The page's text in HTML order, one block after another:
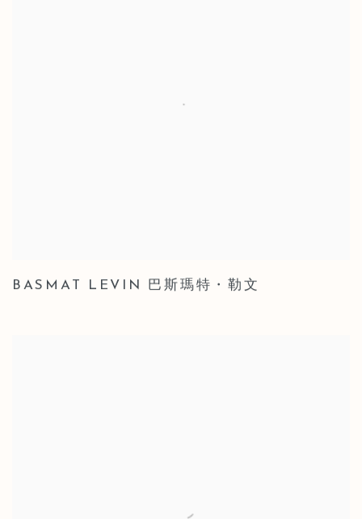
BASMAT LEVIN 巴斯瑪特・勒文